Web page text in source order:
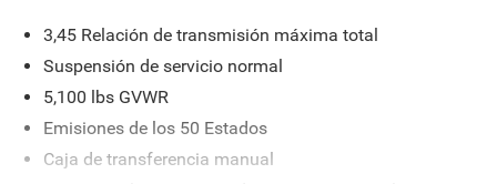
3,45 Relación de transmisión máxima total
Suspensión de servicio normal
5,100 lbs GVWR
Emisiones de los 50 Estados
Caja de transferencia manual